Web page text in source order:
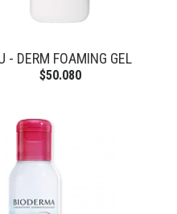
- DERM FOAMING GEL
$50.080